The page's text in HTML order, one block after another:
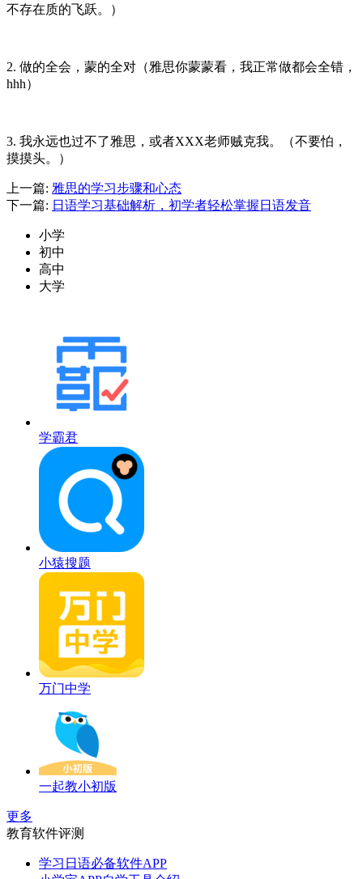
不存在质的飞跃。）
2. 做的全会，蒙的全对（雅思你蒙蒙看，我正常做都会全错，
hhh）
3. 我永远也过不了雅思，或者XXX老师贼克我。（不要怕，
摸摸头。）
上一篇: 雅思的学习步骤和心态
下一篇: 日语学习基础解析，初学者轻松掌握日语发音
小学
初中
高中
大学
学霸君
小猿搜题
万门中学
一起教小初版
更多
教育软件评测
学习日语必备软件APP